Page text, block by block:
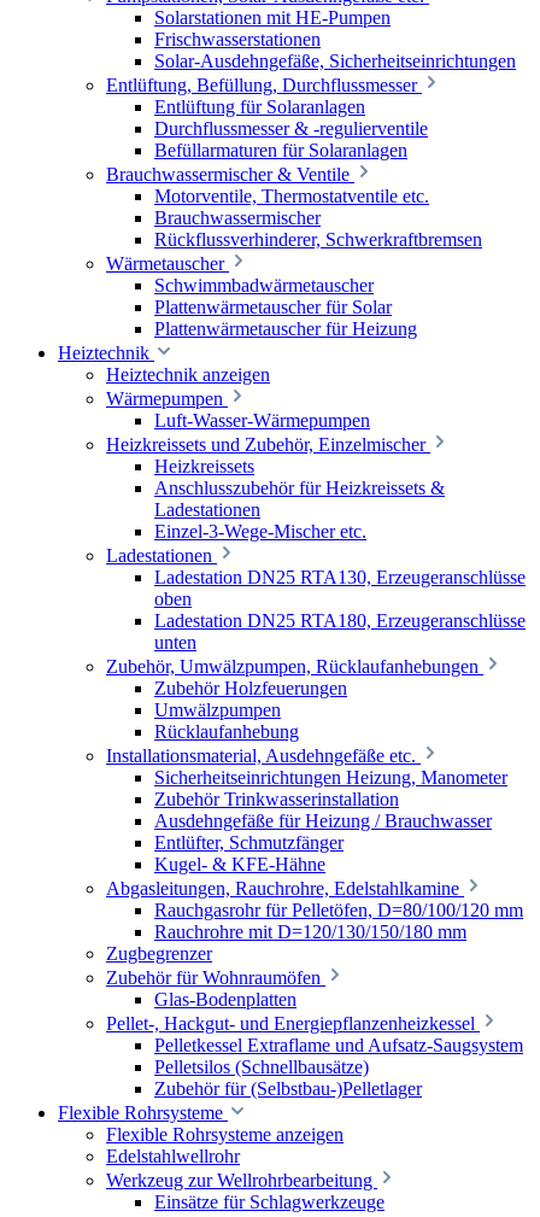
Solarstationen mit HE-Pumpen
Frischwasserstationen
Solar-Ausdehngefäße, Sicherheitseinrichtungen
Entlüftung, Befüllung, Durchflussmesser
Entlüftung für Solaranlagen
Durchflussmesser & -regulierventile
Befüllarmaturen für Solaranlagen
Brauchwassermischer & Ventile
Motorventile, Thermostatventile etc.
Brauchwassermischer
Rückflussverhinderer, Schwerkraftbremsen
Wärmetauscher
Schwimmbadwärmetauscher
Plattenwärmetauscher für Solar
Plattenwärmetauscher für Heizung
Heiztechnik
Heiztechnik anzeigen
Wärmepumpen
Luft-Wasser-Wärmepumpen
Heizkreissets und Zubehör, Einzelmischer
Heizkreissets
Anschlusszubehör für Heizkreissets &
Ladestationen
Einzel-3-Wege-Mischer etc.
Ladestationen
Ladestation DN25 RTA130, Erzeugeranschlüsse
oben
Ladestation DN25 RTA180, Erzeugeranschlüsse
unten
Zubehör, Umwälzpumpen, Rücklaufanhebungen
Zubehör Holzfeuerungen
Umwälzpumpen
Rücklaufanhebung
Installationsmaterial, Ausdehngefäße etc.
Sicherheitseinrichtungen Heizung, Manometer
Zubehör Trinkwasserinstallation
Ausdehngefäße für Heizung / Brauchwasser
Entlüfter, Schmutzfänger
Kugel- & KFE-Hähne
Abgasleitungen, Rauchrohre, Edelstahlkamine
Rauchgasrohr für Pelletöfen, D=80/100/120 mm
Rauchrohre mit D=120/130/150/180 mm
Zugbegrenzer
Zubehör für Wohnraumöfen
Glas-Bodenplatten
Pellet-, Hackgut- und Energiepflanzenheizkessel
Pelletkessel Extraflame und Aufsatz-Saugsystem
Pelletsilos (Schnellbausätze)
Zubehör für (Selbstbau-)Pelletlager
Flexible Rohrsysteme
Flexible Rohrsysteme anzeigen
Edelstahlwellrohr
Werkzeug zur Wellrohrbearbeitung
Einsätze für Schlagwerkzeuge